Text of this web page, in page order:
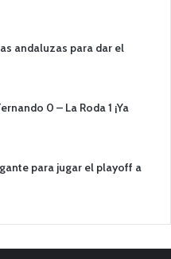
andaluzas para dar el
0 – La Roda 1 ¡Ya
para jugar el playoff a